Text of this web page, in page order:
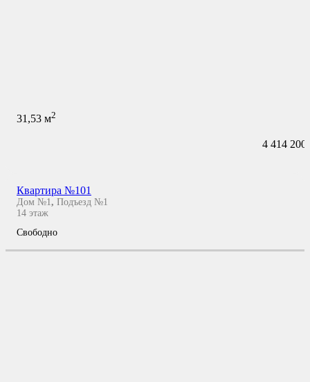
31,53 м2
4 414 200
Квартира №101
Дом №1, Подъезд №1
14 этаж
Свободно